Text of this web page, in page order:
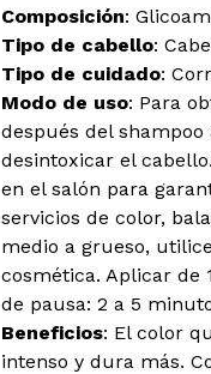
Composición:
Tipo de cabello:
Tipo de cuidado:
Modo de uso: Para
después del
desintoxicar el
en el salón para
servicios de color,
medio a grueso,
cosmética. Aplicar de
de pausa: 2 a 5
Beneficios: El color
intenso y dura más.